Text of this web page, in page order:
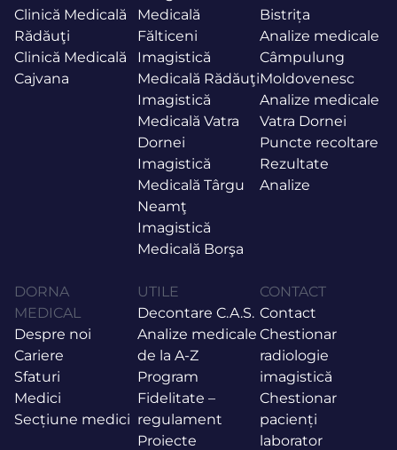
Clinică Medicală
Rădăuţi
Clinică Medicală
Cajvana
Medicală
Fălticeni
Imagistică
Medicală Rădăuţi
Imagistică
Medicală Vatra
Dornei
Imagistică
Medicală Târgu
Neamţ
Imagistică
Medicală Borşa
Bistrița
Analize medicale
Câmpulung
Moldovenesc
Analize medicale
Vatra Dornei
Puncte recoltare
Rezultate
Analize
DORNA
MEDICAL
Despre noi
Cariere
Sfaturi
Medici
Secțiune medici
UTILE
Decontare C.A.S.
Analize medicale
de la A-Z
Program
Fidelitate –
regulament
Proiecte
CONTACT
Contact
Chestionar
radiologie
imagistică
Chestionar
pacienți
laborator